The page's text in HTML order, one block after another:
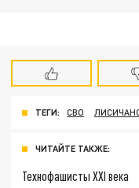
ТЕГИ: СВО
ЧИТАЙТЕ ТАКЖЕ:
Технофашисты XXI века